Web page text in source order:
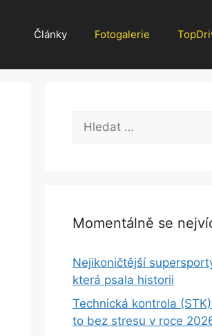
Články Fotogalerie
Hledat:
Momentálně se
Nejikoničtější
která psala historii
Technická kontrola
to bez stresu v roce